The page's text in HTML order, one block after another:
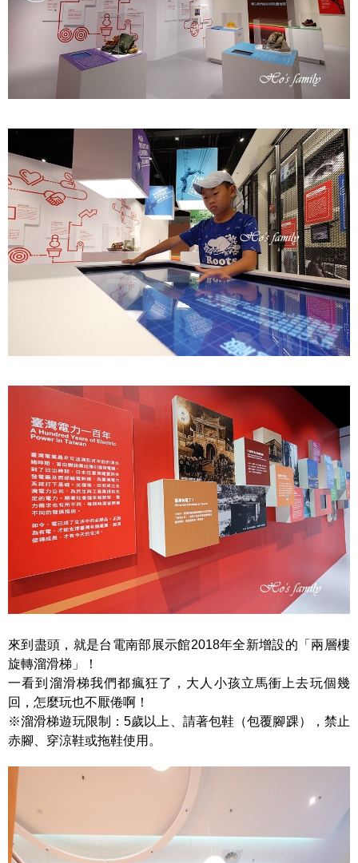
來到盡頭，就是台電南部展示館2018年全新增設的「兩層樓
旋轉溜滑梯」！
一看到溜滑梯我們都瘋狂了，大人小孩立馬衝上去玩個幾
回，怎麼玩也不厭倦啊！
※溜滑梯遊玩限制：5歲以上、請著包鞋（包覆腳踝），禁止
赤腳、穿涼鞋或拖鞋使用。